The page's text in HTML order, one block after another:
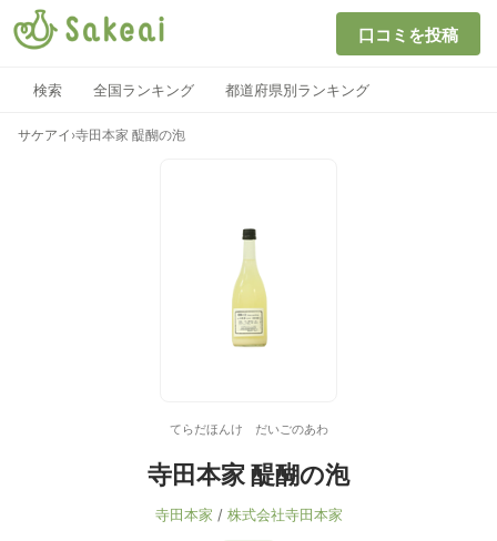
口コミを投稿
検索 全国ランキング 都道府県別ランキング
サケアイ ›寺田本家 醍醐の泡
てらだほんけ だいごのあわ
寺田本家 醍醐の泡
寺田本家 / 株式会社寺田本家